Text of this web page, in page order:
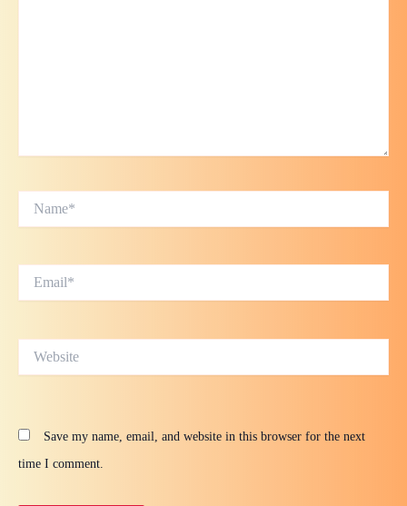
Save my name, email, and website in this browser for the next
time I comment.